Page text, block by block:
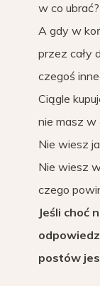
w co ubrać?
A gdy w
przez cały
czegoś
Ciągle
nie masz w
Nie wiesz
Nie wiesz
czego
Jeśli choć
postów